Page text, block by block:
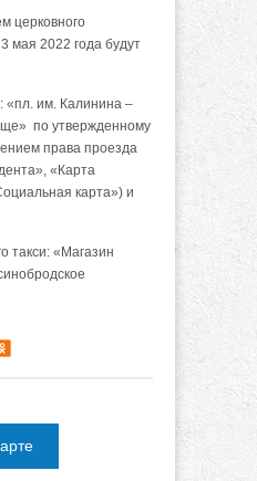
церковного
мая 2022 года будут
«пл. им. Калинина –
по утвержденному
права проезда
«Карта
карта») и
такси: «Магазин